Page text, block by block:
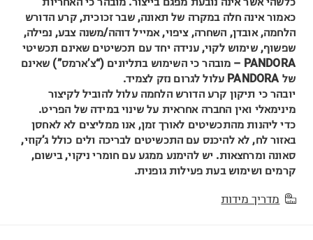
כאמור אינה חלה במקרה של תאונה, שבר זכוכית, קרע הדורש
הלחמה, אובדן, השחרה, ציפוי, אמייל דוהה/משנה צבע, נפילה,
שפשוף, שימוש לקוי, ענידה יחד עם תכשיטים שאינם תכשיטי
PANDORA – מובהר כי השימוש בתליונים (“צ’ארמס”) שאינם
של PANDORA עלול לגרום נזק לצמיד.
יובהר כי תיקון קרע הדורש הלחמה עלול להוביל לקיצור
מינימאלי ואין החברה אחראית על שינוי במידה של הפריט.
כדי ליהנות מהתכשיטים לאורך זמן, אנו ממליצים לא לאחסן
באזור לח, לא להיכנס עם התכשיטים לבריכה ולים כולל ג’קוזי,
סאונה ומרחצאות. יש להימנע ממגע עם חומרי ניקוי, בישום,
קרמים ושימוש בעת פעילות גופנית.
מדריך מידות